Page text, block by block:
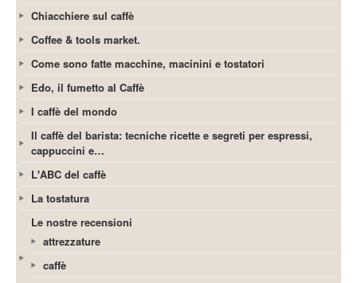
Chiacchiere sul caffè
Coffee & tools market.
Come sono fatte macchine, macinini e tostatori
Edo, il fumetto al Caffè
I caffè del mondo
Il caffè del barista: tecniche ricette e segreti per espressi,
cappuccini e…
L'ABC del caffè
La tostatura
Le nostre recensioni
attrezzature
caffè